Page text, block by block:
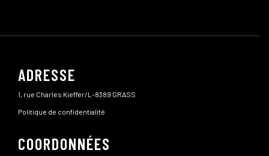
ADRESSE
1, rue Charles Kieffer/L-8389 GRASS
Politique de confidentialité
COORDONNÉES